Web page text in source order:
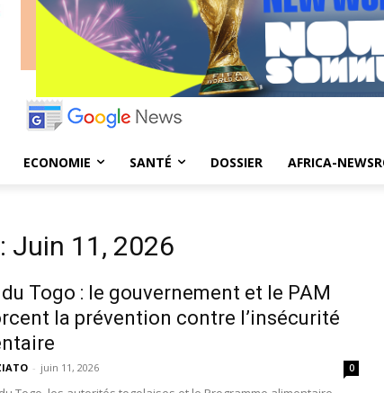
ECONOMIE SANTÉ DOSSIER AFRICA-
Juin 11, 2026
Togo : le gouvernement et le PAM
la prévention contre l’insécurité
- juin 11, 2026 0